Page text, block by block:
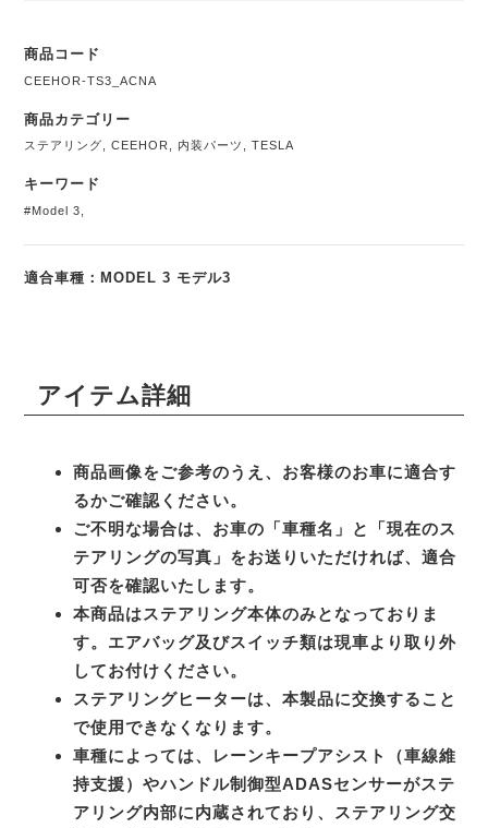
商品コード
CEEHOR-TS3_ACNA
商品カテゴリー
ステアリング ,CEEHOR 内装パーツ ,TESLA
キーワード
#Model 3
適合車種：MODEL 3 モデル3
アイテム詳細
商品画像をご参考のうえ、お客様のお車に適合す
るかご確認ください。
ご不明な場合は、お車の「車種名」と「現在のス
テアリングの写真」をお送りいただければ、適合
可否を確認いたします。
本商品はステアリング本体のみとなっておりま
す。エアバッグ及びスイッチ類は現車より取り外
してお付けください。
ステアリングヒーターは、本製品に交換すること
で使用できなくなります。
車種によっては、レーンキープアシスト（車線維
持支援）やハンドル制御型ADASセンサーがステ
アリング内部に内蔵されており、ステアリング交